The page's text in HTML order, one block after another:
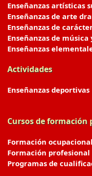
Enseñanzas artísticas
Enseñanzas de arte
Enseñanzas de
Enseñanzas de música
Enseñanzas
Actividades
Enseñanzas deportivas
Cursos de formación
Formación ocupacional
Formación profesional
Programas de